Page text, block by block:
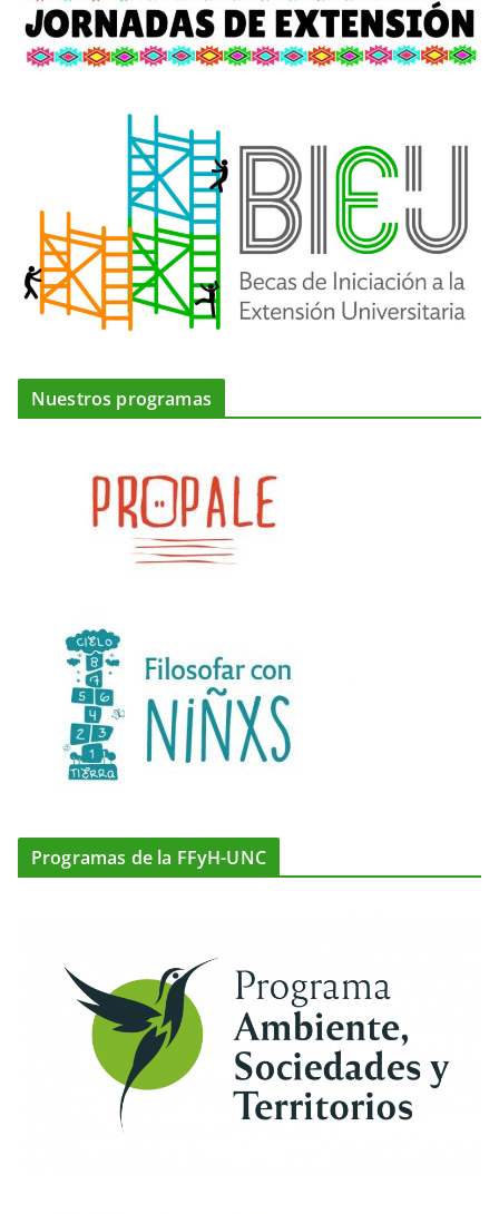
Nuestros programas
Programas de la FFyH-UNC